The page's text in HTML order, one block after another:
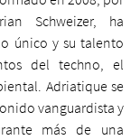
Schweizer, ha
único y su talento
del techno, el
Adriatique se
vanguardista y
más de una